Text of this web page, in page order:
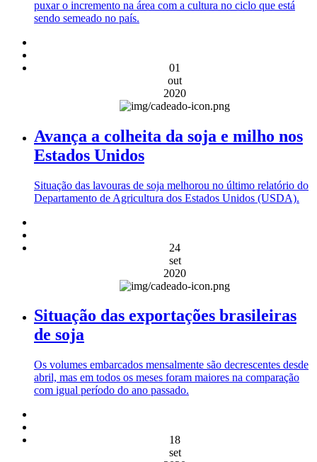
puxar o incremento na área com a cultura no ciclo que está
sendo semeado no país.
01
out
2020
Avança a colheita da soja e milho nos
Estados Unidos
Situação das lavouras de soja melhorou no último relatório do
Departamento de Agricultura dos Estados Unidos (USDA).
24
set
2020
Situação das exportações brasileiras
de soja
Os volumes embarcados mensalmente são decrescentes desde
abril, mas em todos os meses foram maiores na comparação
com igual período do ano passado.
18
set